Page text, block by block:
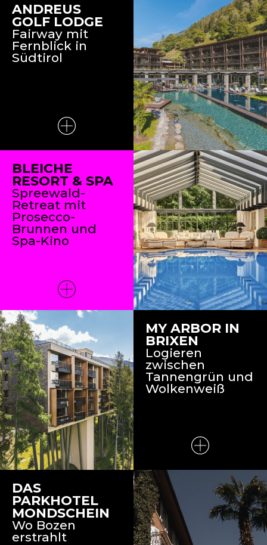
ANDREUS
GOLF LODGE
Fairway mit
Fernblick in
Südtirol
BLEICHE
RESORT & SPA
Spreewald-
Retreat mit
Prosecco-
Brunnen und
Spa-Kino
MY ARBOR IN
BRIXEN
Logieren
zwischen
Tannengrün und
Wolkenweiß
DAS
PARKHOTEL
MONDSCHEIN
Wo Bozen
erstrahlt